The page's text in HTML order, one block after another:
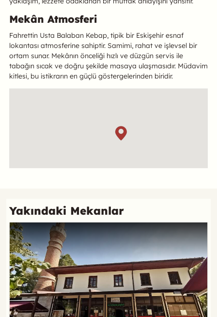
Mekân Atmosferi
Fahrettin Usta Balaban Kebap, tipik bir Eskişehir esnaf
lokantası atmosferine sahiptir. Samimi, rahat ve işlevsel bir
ortam sunar. Mekânın önceliği hızlı ve düzgün servis ile
tabağın sıcak ve doğru şekilde masaya ulaşmasıdır. Müdavim
kitlesi, bu istikrarın en güçlü göstergelerinden biridir.
Yakındaki Mekanlar